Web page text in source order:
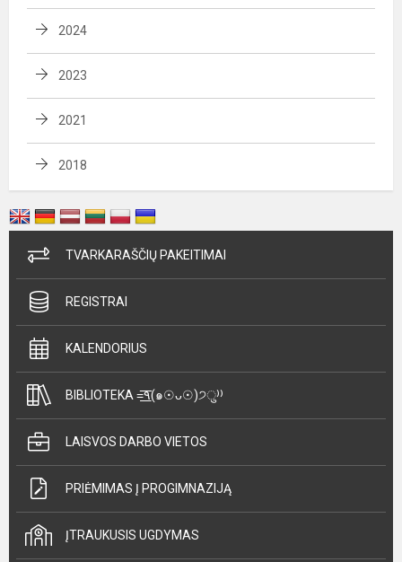
2024
2023
2021
2018
TVARKARAŠČIŲ PAKEITIMAI
REGISTRAI
KALENDORIUS
BIBLIOTEKA =͟͟͞͞٩(๑☉ᴗ☉)੭ु⁾⁾
LAISVOS DARBO VIETOS
PRIĖMIMAS Į PROGIMNAZIJĄ
ĮTRAUKUSIS UGDYMAS